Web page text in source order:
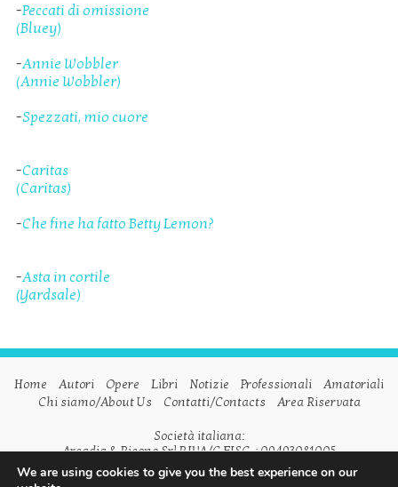
-Peccati di omissione
(Bluey)
-Annie Wobbler
(Annie Wobbler)
-Spezzati, mio cuore
-Caritas
(Caritas)
-Che fine ha fatto Betty Lemon?
-Asta in cortile
(Yardsale)
Home Autori Opere Libri Notizie Professionali
Amatoriali
Chi siamo/About Us
Contatti/Contacts Area Riservata
Società italiana:
Arcadia & Ricono Srl P.IVA/C.FISC. : 09493081005
Società inglese:
We are using cookies to give you the best experience on our